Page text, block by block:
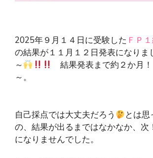
2025年９月１４日に受験した ＦＰ
の結果が１１月１２日発表になりま
～
結果発表まで約２か月
～。
自己採点では大丈夫だろう
とは
の、結果が出るまではなかなか、次
になりませんでした。